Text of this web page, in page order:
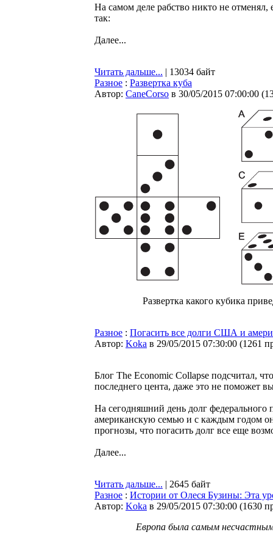
На самом деле рабство никто не
так:
Далее...
Читать дальше... | 13034 байт
Разное : Развертка куба
Автор: CaneCorso в 30/05/2015 07:00:00 (
Развертка какого кубика
Разное : Погасить все долги США и
Автор: Koka в 29/05/2015 07:30:00 (1261
Блог The Economic Collapse подсчитал,
последнего цента, даже это не поможет
На сегодняшний день долг федерального
американскую семью и с каждым годом
прогнозы, что погасить долг все еще
Далее...
Читать дальше... | 2645 байт
Разное : Истории от Олеся Бузины: Эта
Автор: Koka в 29/05/2015 07:30:00 (1630
Европа была самым